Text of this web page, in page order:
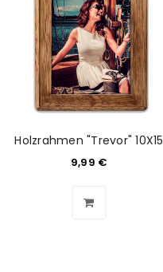
Holzrahmen "Trevor" 10X15
9,99 €